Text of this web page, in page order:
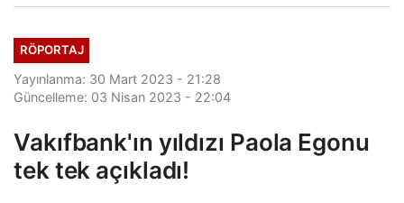
RÖPORTAJ
Yayınlanma: 30 Mart 2023 - 21:28
Güncelleme: 03 Nisan 2023 - 22:04
Vakıfbank'ın yıldızı Paola Egonu
tek tek açıkladı!